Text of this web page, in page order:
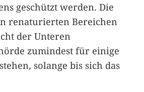
geschützt werden. Die
renaturierten Bereichen
der Unteren
zumindest für einige
solange bis sich das